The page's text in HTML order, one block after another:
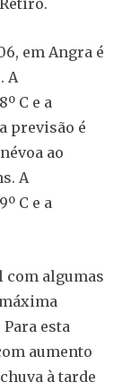
em Angra é
A
C e a
previsão é
ao
A
C e a
com algumas
Para esta
aumento
à tarde